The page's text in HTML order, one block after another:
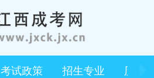
考试政策 招生专业 历年